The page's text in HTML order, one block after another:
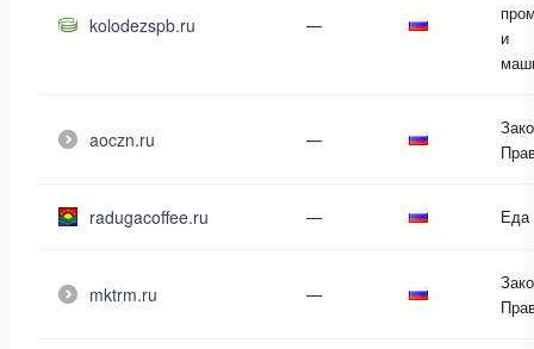
kolodezspb.ru —
и
aoczn.ru —
radugacoffee.ru — Еда
mktrm.ru —